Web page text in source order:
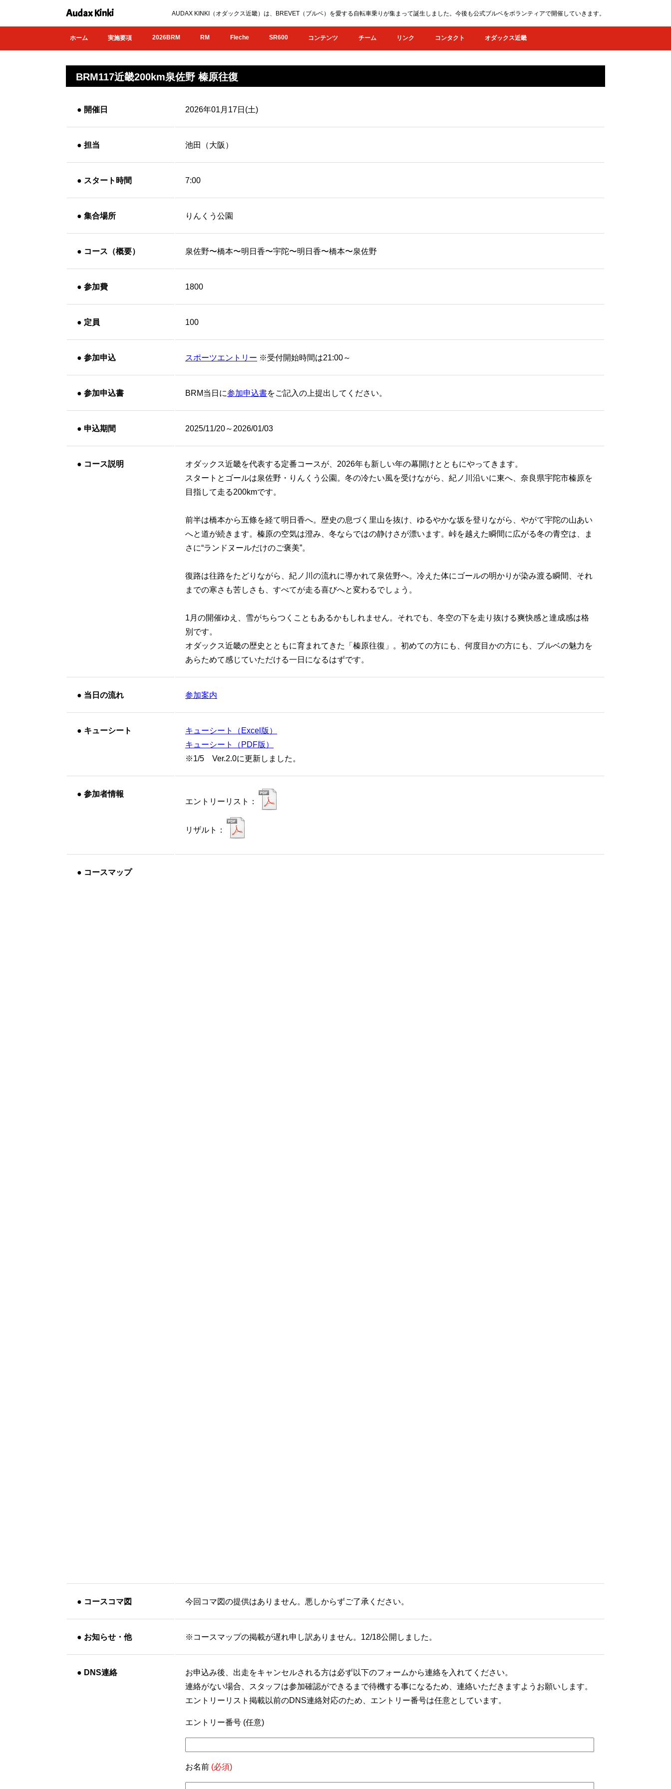
Audax Kinki AUDAX KINKI（オダックス近畿）は、BREVET（ブルベ）を愛する自転車乗りが集まって誕生しました。今後も公式ブルベをボランティアで開催していきます。
ホーム 実施要項 2026BRM RM Fleche SR600 コンテンツ チーム リンク コンタクト オダックス近畿
BRM117近畿200km泉佐野 榛原往復
● 開催日 2026年01月17日(土)
● 担当 池田（大阪）
● スタート時間 7:00
● 集合場所 りんくう公園
● コース（概要） 泉佐野〜橋本〜明日香〜宇陀〜明日香〜橋本〜泉佐野
● 参加費 1800
● 定員 100
● 参加申込 スポーツエントリー ※受付開始時間は21:00～
● 参加申込書 BRM当日に参加申込書をご記入の上提出してください。
● 申込期間 2025/11/20～2026/01/03
● コース説明
オダックス近畿を代表する定番コースが、2026年も新しい年の幕開けとともにやってきます。
スタートとゴールは泉佐野・りんくう公園。冬の冷たい風を受けながら、紀ノ川沿いに東へ、奈良県宇陀市榛原を
目指して走る200kmです。
前半は橋本から五條を経て明日香へ。歴史の息づく里山を抜け、ゆるやかな坂を登りながら、やがて宇陀の山あい
へと道が続きます。榛原の空気は澄み、冬ならではの静けさが漂います。峠を越えた瞬間に広がる冬の青空は、ま
さに“ランドヌールだけのご褒美”。
復路は往路をたどりながら、紀ノ川の流れに導かれて泉佐野へ。冷えた体にゴールの明かりが染み渡る瞬間、それ
までの寒さも苦しさも、すべてが走る喜びへと変わるでしょう。
1月の開催ゆえ、雪がちらつくこともあるかもしれません。それでも、冬空の下を走り抜ける爽快感と達成感は格
別です。
オダックス近畿の歴史とともに育まれてきた「榛原往復」。初めての方にも、何度目かの方にも、ブルベの魅力を
あらためて感じていただける一日になるはずです。
● 当日の流れ 参加案内
● キューシート
キューシート（Excel版）
キューシート（PDF版）
※1/5 Ver.2.0に更新しました。
● 参加者情報
エントリーリスト：
リザルト：
● コースマップ
● コースコマ図 今回コマ図の提供はありません。悪しからずご了承ください。
● お知らせ・他 ※コースマップの掲載が遅れ申し訳ありません。12/18公開しました。
● DNS連絡
お申込み後、出走をキャンセルされる方は必ず以下のフォームから連絡を入れてください。
連絡がない場合、スタッフは参加確認ができるまで待機する事になるため、連絡いただきますようお願いします。
エントリーリスト掲載以前のDNS連絡対応のため、エントリー番号は任意としています。
エントリー番号 (任意)
お名前 (必須)